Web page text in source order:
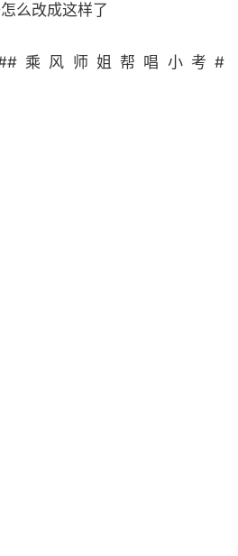
么改成这样了
乘风师姐帮唱小考#